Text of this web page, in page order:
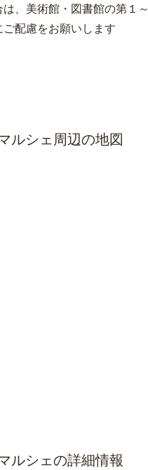
、美術館・図書館の第１
ご配慮をお願いします
ルシェ周辺の地図
ルシェの詳細情報